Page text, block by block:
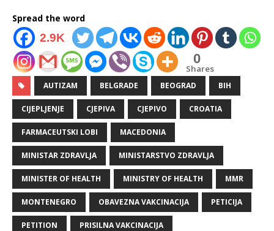
Spread the word
2.9K
0
Shares
AUTIZAM BELGRADE BEOGRAD BIH
CIJEPLJENJE CJEPIVA CJEPIVO CROATIA
FARMACEUTSKI LOBI MACEDONIA
MINISTAR ZDRAVLJA MINISTARSTVO ZDRAVLJA
MINISTER OF HEALTH MINISTRY OF HEALTH MMR
MONTENEGRO OBAVEZNA VAKCINACIJA PETICIJA
PETITION PRISILNA VAKCINACIJA